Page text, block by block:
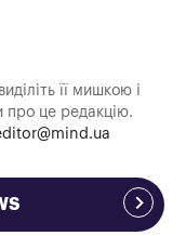
її мишкою і
про це редакцію.